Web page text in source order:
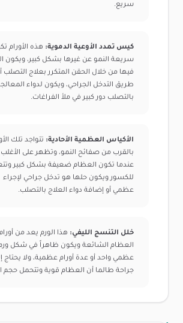
سريع.
كيس تمدد الأوعية الدموية: هذه الأورام
سريعة النمو عن غيرها بشكل كبير، ويكون
فيها من خلال الحقن المتكرر بعلاج التصلب
طريق التدخل الجراحي، ويكون لدواء
بالتصلب دور كبير في ملأ الفراغات.
الأكياس العظمية الأحادية: تتواجد تلك
بالقرب من صفائح النمو، وتظهر على الأغلب
عندما تكون العظام ضعيفة بشكل كبير
للكسور ويكون حلها هو تدخل جراحي لإجراء
عظمي أو إضافة دواء العلاج بالتصلب.
خلل التنسج الليفي: هذا الورم يعد من
العظام الشائعة ويكون ظاهراً في شكل
عظمي واحد أو عدة أورام عظمية، ولا يحتاج
جراحة طالما أن العظام قوية وتتحمل حجم